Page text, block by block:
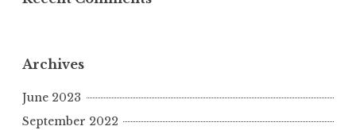
Archives
June 2023
September 2022